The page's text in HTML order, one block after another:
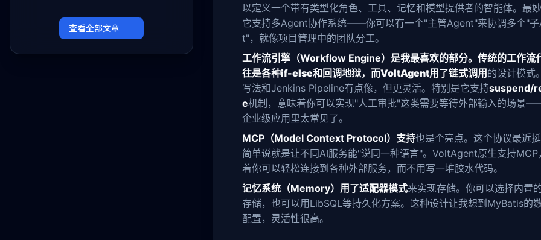
实现稳定高效的远程服务器管理。
查看全部文章
以定义一个带有类型化角色、工具、记忆和模型提供者的智能体。最
它支持多Agent协作系统——你可以有一个"主管Agent"来协调多个"
t"，就像项目管理中的团队分工。
工作流引擎（Workflow Engine） 是我最喜欢的部分。传统的工作流
往是各种if-else和回调地狱，而VoltAgent用了链式调用 的设计模式
写法和Jenkins Pipeline有点像，但更灵活。特别是它支持suspend/
e机制，意味着你可以实现"人工审批"这类需要等待外部输入的场景
企业级应用里太常见了。
MCP（Model Context Protocol）支持也是个亮点。这个协议最近挺
简单说就是让不同AI服务能"说同一种语言"。VoltAgent原生支持MCP
着你可以轻松连接到各种外部服务，而不用写一堆胶水代码。
记忆系统（Memory） 用了适配器模式来实现存储。你可以选择内置
存储，也可以用LibSQL等持久化方案。这种设计让我想到MyBatis的
配置，灵活性很高。